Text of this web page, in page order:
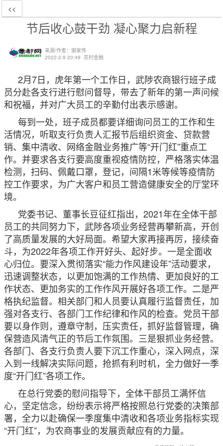
<<
节后收心鼓干劲 凝心聚力启新程
来源/作者：谢家伟
2022-2-9 20:49 农村金融
2月7日，虎年第一个工作日，武陟农商银行班子成
员分赴各支行进行慰问督导，带去了新年的第一声问候
和祝福，并对广大员工的辛勤付出表示感谢。
每到一处，班子成员都要详细询问员工的工作和生
活情况，听取支行负责人汇报节后组织资金、贷款营
销、集中清收、网络金融业务推广等“开门红”重点工
作。并要求各支行要高度重视疫情防控，严格落实体温
检测，扫码、佩戴口罩，登记，间隔1米等候等疫情防
控工作要求，为广大客户和员工营造健康安全的厅堂环
境。
党委书记、董事长豆征红指出，2021年在全体干部
员工的共同努力下，武陟各项业务经营再攀新高，开创
了高质量发展的大好局面。希望大家再接再厉，接续奋
斗，为2022年各项工作开好头、起好步。一是全面收
心归位。要深入贯彻落实“能力作风建设年”活动要求，
迅速调整状态，以更加饱满的工作热情、更加良好的工
作状态、更加务实的工作作风开展好各项工作。二是严
格执纪监督。相关部门和人员要认真履行监督责任，加
强对各支行、各部门工作纪律和作风的检查。党员干部
要以身作则，遵章守制，压实责任，抓好监督管理，确
保营造风清气正的节后工作氛围。三是狠抓业务经营。
各部门、各支行负责人要下沉工作重心，深入网点，深
入到一线解决实际问题，抢抓有利时机，全力做好一季
度“开门红”各项工作。
在总行党委的慰问指导下，全体干部员工满怀信
心，坚定信念，纷纷表示将严格按照总行党委的决策部
署，全力以赴确保一季度集中清收和各项业务指标实现
“开门红”，为农商事业的发展贡献应有的力量。